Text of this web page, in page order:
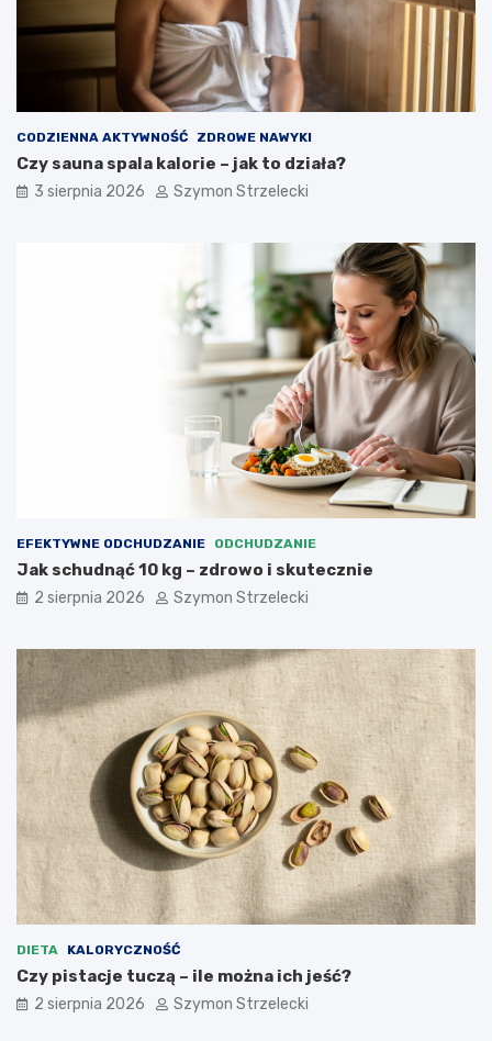
CODZIENNA AKTYWNOŚĆ ZDROWE NAWYKI
Czy sauna spala kalorie – jak to działa?
3 sierpnia 2026 Szymon Strzelecki
EFEKTYWNE ODCHUDZANIE ODCHUDZANIE
Jak schudnąć 10 kg – zdrowo i skutecznie
2 sierpnia 2026 Szymon Strzelecki
DIETA KALORYCZNOŚĆ
Czy pistacje tuczą – ile można ich jeść?
2 sierpnia 2026 Szymon Strzelecki